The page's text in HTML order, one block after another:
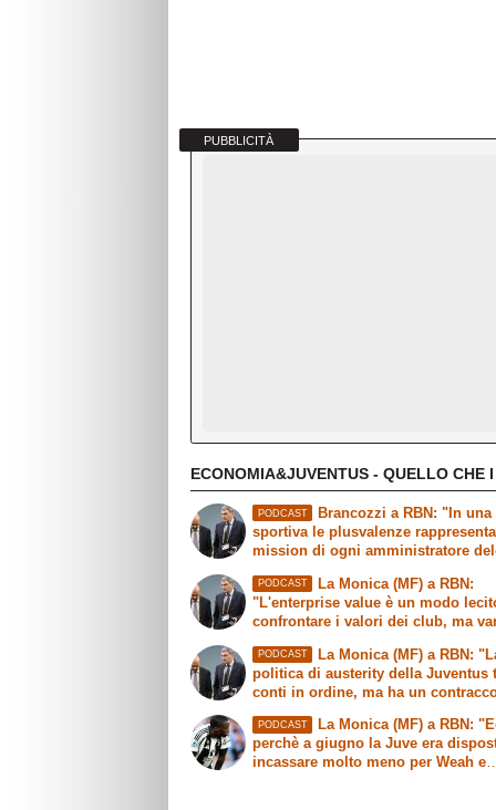
PUBBLICITÀ
ECONOMIA&JUVENTUS - QUELLO CHE
PODCAST
Brancozzi a RBN: "In una
sportiva le plusvalenze
mission di ogni amministratore
PODCAST
La Monica (MF) a RBN:
"L'enterprise value è un modo
confrontare i valori dei club, ma
PODCAST
La Monica (MF) a RBN:
politica di austerity della Juventus
conti in ordine, ma ha un
PODCAST
La Monica (MF) a RBN:
perchè a giugno la Juve era
incassare molto meno per Weah e